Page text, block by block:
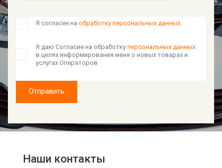
Я согласен на обработку персональных данных
Я даю Согласие на обработку персональных данных
в целях информирования меня о новых товарах и
услугах Операторов
Отправить
Наши контакты